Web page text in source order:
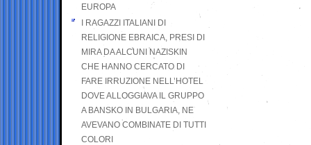
EUROPA
I RAGAZZI ITALIANI DI
RELIGIONE EBRAICA, PRESI DI
MIRA DA ALCUNI NAZISKIN
CHE HANNO CERCATO DI
FARE IRRUZIONE NELL’HOTEL
DOVE ALLOGGIAVA IL GRUPPO
A BANSKO IN BULGARIA, NE
AVEVANO COMBINATE DI TUTTI
COLORI